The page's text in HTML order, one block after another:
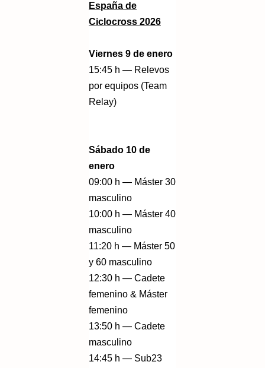
España de
Ciclocross 2026
Viernes 9 de enero
15:45 h — Relevos
por equipos (Team
Relay)
Sábado 10 de
enero
09:00 h — Máster 30
masculino
10:00 h — Máster 40
masculino
11:20 h — Máster 50
y 60 masculino
12:30 h — Cadete
femenino & Máster
femenino
13:50 h — Cadete
masculino
14:45 h — Sub23